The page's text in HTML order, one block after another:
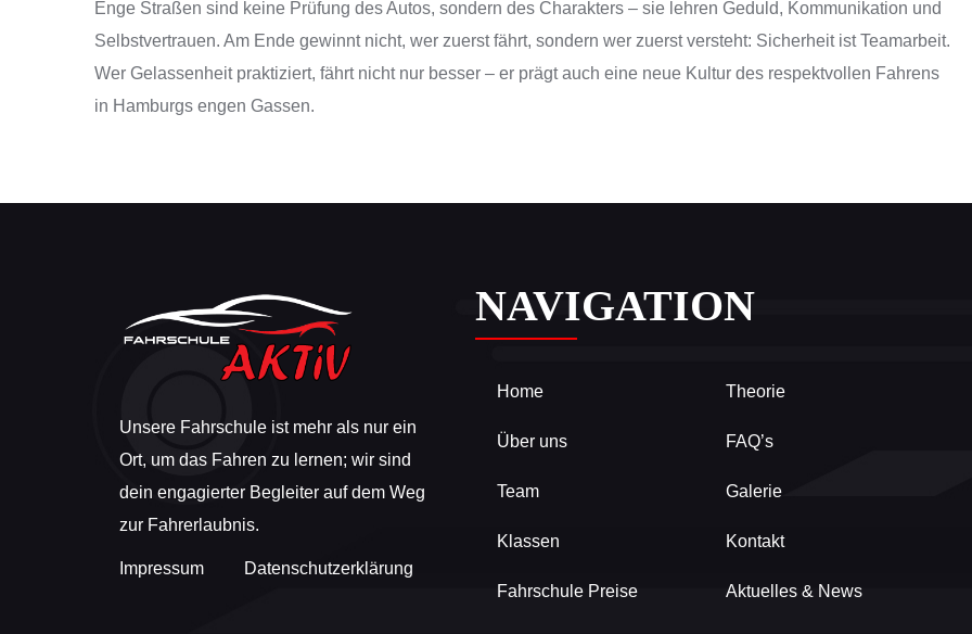
Enge Straßen sind keine Prüfung des Autos, sondern des Charakters – sie lehren Geduld, Kommunikation und
Selbstvertrauen. Am Ende gewinnt nicht, wer zuerst fährt, sondern wer zuerst versteht: Sicherheit ist Teamarbeit.
Wer Gelassenheit praktiziert, fährt nicht nur besser – er prägt auch eine neue Kultur des respektvollen Fahrens
in Hamburgs engen Gassen.
Unsere Fahrschule ist mehr als nur ein
Ort, um das Fahren zu lernen; wir sind
dein engagierter Begleiter auf dem Weg
zur Fahrerlaubnis.
Impressum Datenschutzerklärung
NAVIGATION
Home
Über uns
Team
Klassen
Fahrschule Preise
Theorie
FAQ’s
Galerie
Kontakt
Aktuelles & News